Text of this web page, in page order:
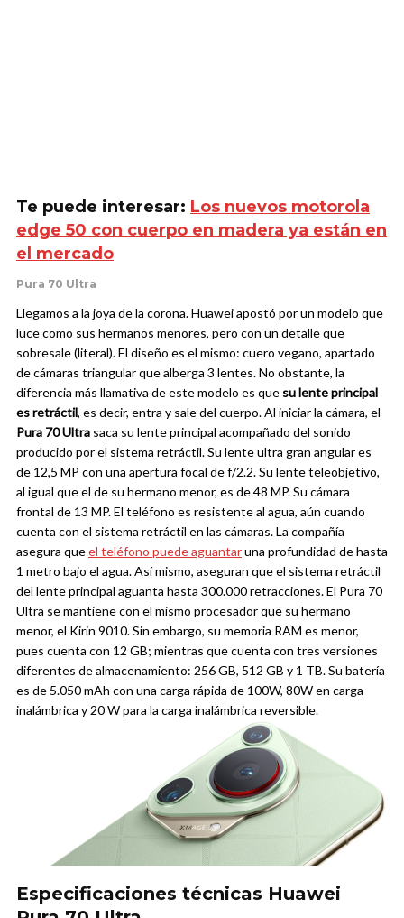
Te puede interesar: Los nuevos motorola
edge 50 con cuerpo en madera ya están en
el mercado
Pura 70 Ultra
Llegamos a la joya de la corona. Huawei apostó por un modelo que
luce como sus hermanos menores, pero con un detalle que
sobresale (literal). El diseño es el mismo: cuero vegano, apartado
de cámaras triangular que alberga 3 lentes. No obstante, la
diferencia más llamativa de este modelo es que su lente principal
es retráctil, es decir, entra y sale del cuerpo.Al iniciar la cámara, el
Pura 70 Ultra saca su lente principal acompañado del sonido
producido por el sistema retráctil. Su lente ultra gran angular es
de 12,5 MP con una apertura focal de f/2.2. Su lente teleobjetivo,
al igual que el de su hermano menor, es de 48 MP. Su cámara
frontal de 13 MP.El teléfono es resistente al agua, aún cuando
cuenta con el sistema retráctil en las cámaras. La compañía
asegura queel teléfono puede aguantaruna profundidad de hasta
1 metro bajo el agua. Así mismo, aseguran que el sistema retráctil
del lente principal aguanta hasta 300.000 retracciones.El Pura 70
Ultra se mantiene con el mismo procesador que su hermano
menor, el Kirin 9010. Sin embargo, su memoria RAM es menor,
pues cuenta con 12 GB; mientras que cuenta con tres versiones
diferentes de almacenamiento: 256 GB, 512 GB y 1 TB.Su batería
es de 5.050 mAh con una carga rápida de 100W, 80W en carga
inalámbrica y 20 W para la carga inalámbrica reversible.
Especificaciones técnicas Huawei